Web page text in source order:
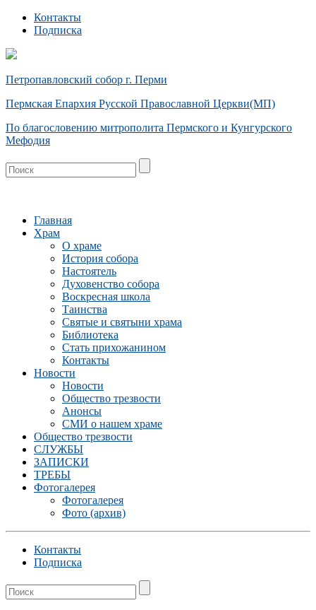
Контакты
Подписка
Петропавловский собор г. Перми
Пермская Епархия Русской Православной Церкви(МП)
По благословению митрополита Пермского и Кунгурского
Мефодия
Главная
Храм
О храме
История собора
Настоятель
Духовенство собора
Воскресная школа
Таинства
Святые и святыни храма
Библиотека
Стать прихожанином
Контакты
Новости
Новости
Общество трезвости
Анонсы
СМИ о нашем храме
Общество трезвости
СЛУЖБЫ
ЗАПИСКИ
ТРЕБЫ
Фотогалерея
Фотогалерея
Фото (архив)
Контакты
Подписка